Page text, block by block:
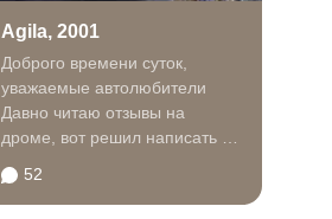
Agila, 2001
Доброго времени суток,
уважаемые автолюбители
Давно читаю отзывы на
дроме, вот решил написать о
ошибки...
52